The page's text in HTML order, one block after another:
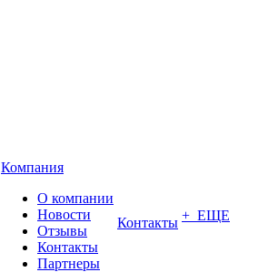
Компания
О компании
Новости
Отзывы
Контакты
Партнеры
Контакты + ЕЩЕ